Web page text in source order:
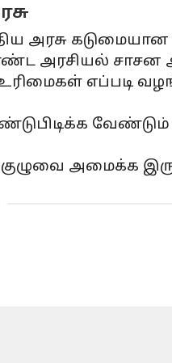
அரசு கடுமையான
அரசியல் சாசன
எப்படி
அமைக்க